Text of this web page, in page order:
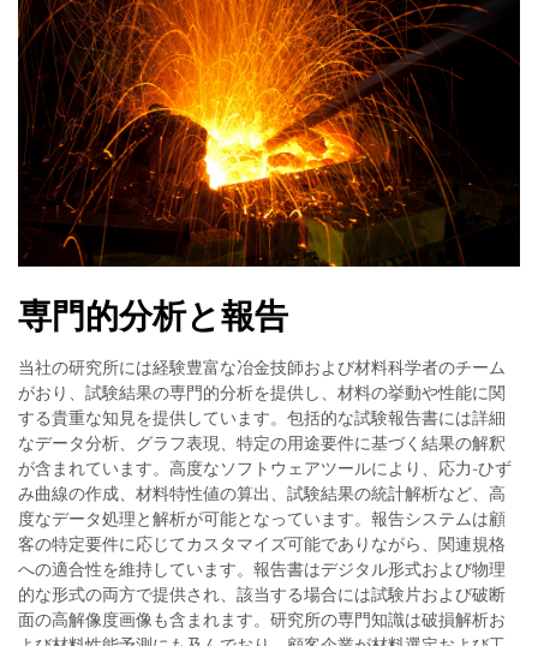
専門的分析と報告
当社の研究所には経験豊富な冶金技師および材料科学者のチーム
がおり、試験結果の専門的分析を提供し、材料の挙動や性能に関
する貴重な知見を提供しています。包括的な試験報告書には詳細
なデータ分析、グラフ表現、特定の用途要件に基づく結果の解釈
が含まれています。高度なソフトウェアツールにより、応力-ひず
み曲線の作成、材料特性値の算出、試験結果の統計解析など、高
度なデータ処理と解析が可能となっています。報告システムは顧
客の特定要件に応じてカスタマイズ可能でありながら、関連規格
への適合性を維持しています。報告書はデジタル形式および物理
的な形式の両方で提供され、該当する場合には試験片および破断
面の高解像度画像も含まれます。研究所の専門知識は破損解析お